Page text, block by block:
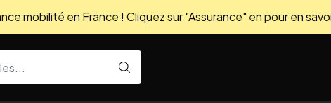
mobilité en France ! Cliquez sur "Assurance" en pour en